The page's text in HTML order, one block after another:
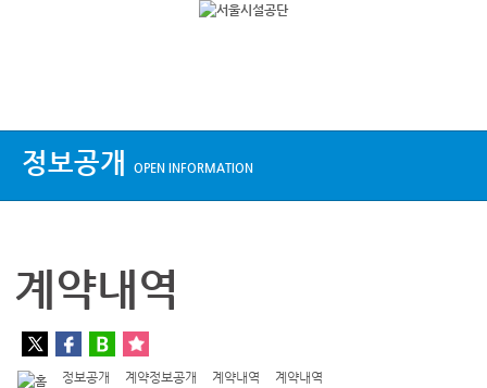
정보공개 OPEN INFORMATION
계약내역
정보공개 계약정보공개 계약내역 계약내역